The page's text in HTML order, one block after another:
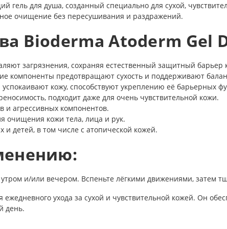
для душа, созданный специально для сухой,
очищение без пересушивания и раздражений.
Bioderma Atoderm Gel
загрязнения, сохраняя естественный защитный барьер
предотвращают сухость и поддерживают
кожу, способствуют укреплению её барьерных
подходит даже для очень чувствительной кожи.
и агрессивных компонентов.
очищения кожи тела, лица и рук.
детей, в том числе с атопической кожей.
и/или вечером. Вспеньте лёгкими движениями, затем
ухода за сухой и чувствительной кожей. Он
день.